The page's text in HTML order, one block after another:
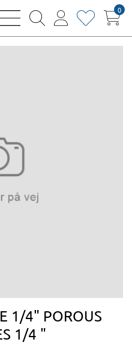
bars
thin
magnifying
thin
user
heart0
1/4" POROUS
1/4 "